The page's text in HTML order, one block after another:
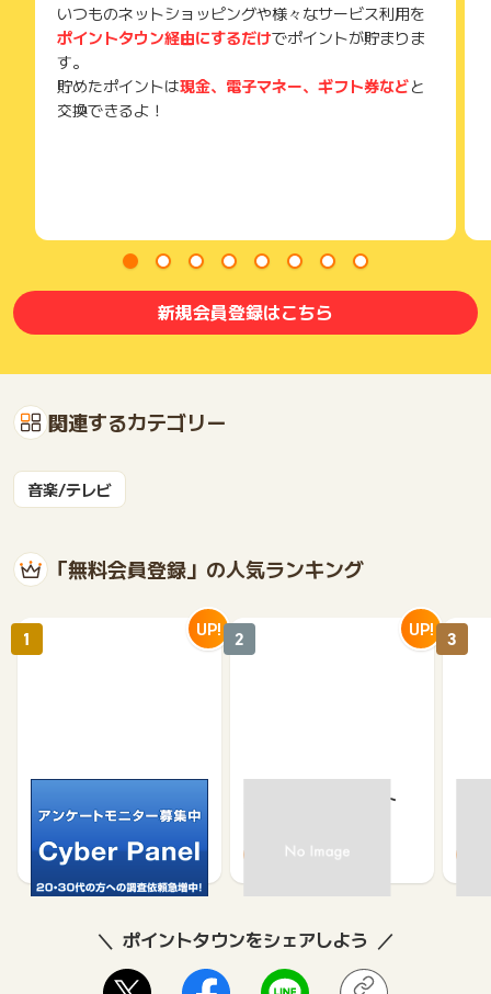
いつものネットショッピングや様々なサービス利用を
ポイントタウン経由にするだけでポイントが貯まりま
す。
貯めたポイントは現金、電子マネー、ギフト券などと
交換できるよ！
新規会員登録はこちら
関連するカテゴリー
音楽/テレビ
「無料会員登録」の人気ランキング
500 750
1 UP!
京急プレミアポイント
370 650
2 UP! 3
ポイントタウンをシェアしよう